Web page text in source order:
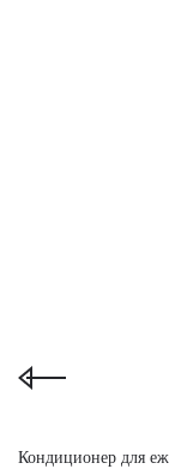
Кондиционер для